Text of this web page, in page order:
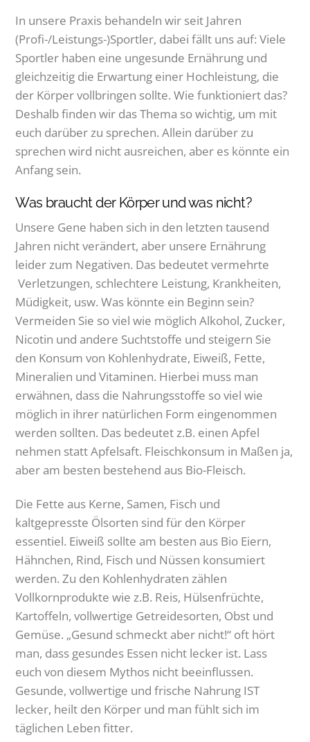
In unsere Praxis behandeln wir seit Jahren
(Profi-/Leistungs-)Sportler, dabei fällt uns auf: Viele
Sportler haben eine ungesunde Ernährung und
gleichzeitig die Erwartung einer Hochleistung, die
der Körper vollbringen sollte. Wie funktioniert das?
Deshalb finden wir das Thema so wichtig, um mit
euch darüber zu sprechen. Allein darüber zu
sprechen wird nicht ausreichen, aber es könnte ein
Anfang sein.
Was braucht der Körper und was nicht?
Unsere Gene haben sich in den letzten tausend
Jahren nicht verändert, aber unsere Ernährung
leider zum Negativen. Das bedeutet vermehrte
Verletzungen, schlechtere Leistung, Krankheiten,
Müdigkeit, usw. Was könnte ein Beginn sein?
Vermeiden Sie so viel wie möglich Alkohol, Zucker,
Nicotin und andere Suchtstoffe und steigern Sie
den Konsum von Kohlenhydrate, Eiweiß, Fette,
Mineralien und Vitaminen. Hierbei muss man
erwähnen, dass die Nahrungsstoffe so viel wie
möglich in ihrer natürlichen Form eingenommen
werden sollten. Das bedeutet z.B. einen Apfel
nehmen statt Apfelsaft. Fleischkonsum in Maßen ja,
aber am besten bestehend aus Bio-Fleisch.
Die Fette aus Kerne, Samen, Fisch und
kaltgepresste Ölsorten sind für den Körper
essentiel. Eiweiß sollte am besten aus Bio Eiern,
Hähnchen, Rind, Fisch und Nüssen konsumiert
werden. Zu den Kohlenhydraten zählen
Vollkornprodukte wie z.B. Reis, Hülsenfrüchte,
Kartoffeln, vollwertige Getreidesorten, Obst und
Gemüse. „Gesund schmeckt aber nicht!“ oft hört
man, dass gesundes Essen nicht lecker ist. Lass
euch von diesem Mythos nicht beeinflussen.
Gesunde, vollwertige und frische Nahrung IST
lecker, heilt den Körper und man fühlt sich im
täglichen Leben fitter.